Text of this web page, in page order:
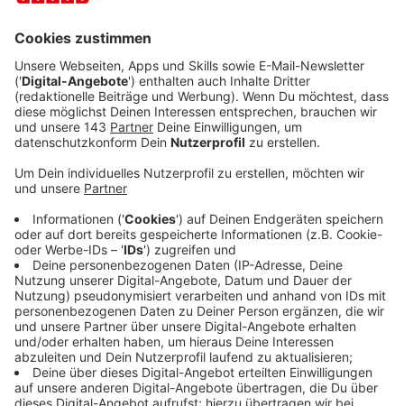
"You Broke Me First" ist für mich ein ganz besonderer
Song“, erklärt sie. "Er handelt von jemandem in einer
Beziehung, der sich einen Dreck um den anderen
schert, aber nach sechs Monaten beschließt, wieder
angekrochen zu kommen. Es geht um das Gefühl, zu
wissen, wie viel ein Mensch dir bedeutet, aber
dennoch diesmal nicht wieder schwach zu werden. Ich
wie ich."
Anzeige
Im Februar wurde Tate zu einem der "YouTube Music’s
Artist on the Rise" gekürt. Das Newcomer-Künstler-
Programm der Video-Plattform fokussiert sich auf
Talente, die im Begriff sind, den Durchbruch zu